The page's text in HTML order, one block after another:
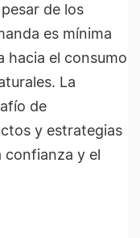
de los
es mínima
hacia el consumo
La
de
y estrategias
confianza y el